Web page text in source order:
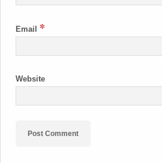
Email *
Website